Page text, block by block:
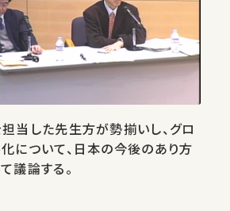
当した先生方が勢揃いし、グロ
について、日本の今後のあり方
議論する。